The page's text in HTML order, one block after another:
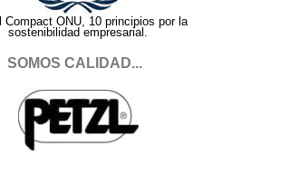
Compact ONU, 10 principios por la
sostenibilidad empresarial.
SOMOS CALIDAD...